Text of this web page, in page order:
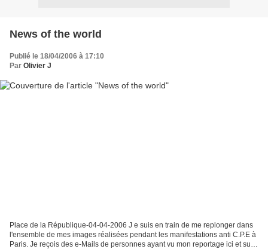
News of the world
Publié le 18/04/2006 à 17:10
Par Olivier J
Place de la République-04-04-2006 J e suis en train de me replonger dans
l'ensemble de mes images réalisées pendant les manifestations anti C.P.E à
Paris. Je reçois des e-Mails de personnes ayant vu mon reportage ici et sur